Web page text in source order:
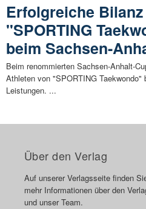
Erfolgreiche
"SPORTING
beim Sachsen-
Beim renommierten Sachsen-Anhalt-
Athleten von "SPORTING Taekwondo"
Leistungen. ...
Über den Verlag
Auf unserer Verlagsseite finden
mehr Informationen über den
und unser Team.